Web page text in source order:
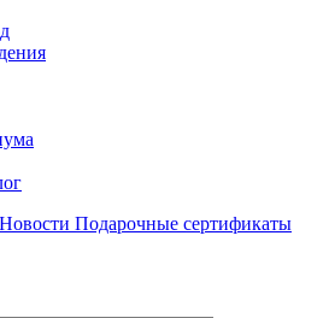
Новости Подарочные сертификаты